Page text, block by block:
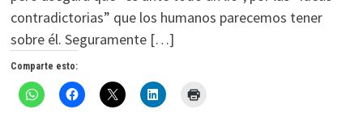
contradictorias” que los humanos parecemos tener
sobre él. Seguramente […]
Comparte esto: